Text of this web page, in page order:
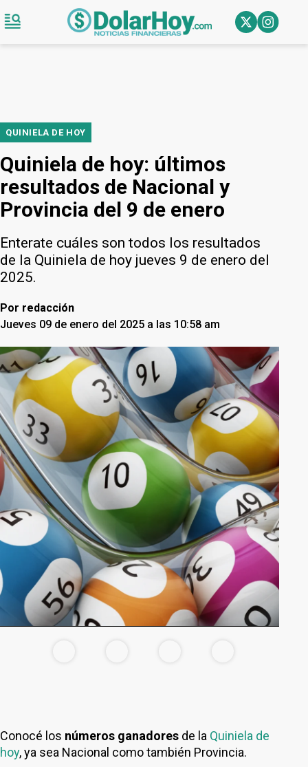
QUINIELA DE HOY
Quiniela de hoy: últimos
resultados de Nacional y
Provincia del 9 de enero
Enterate cuáles son todos los resultados
de la Quiniela de hoy jueves 9 de enero del
2025.
Por redacción
Jueves 09 de enero del 2025 a las 10:58 am
Conocé los números ganadores de la Quiniela de
hoy, ya sea Nacional como también Provincia.